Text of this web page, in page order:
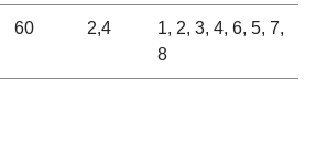
60 2,4
1, 2, 3, 4, 6, 5, 7,
8